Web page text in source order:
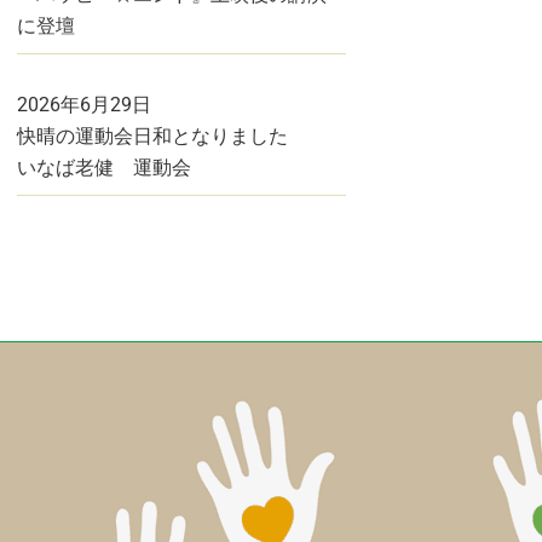
に登壇
2026年6月29日
快晴の運動会日和となりました
いなば老健 運動会